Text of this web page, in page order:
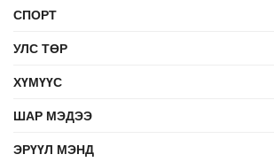
СПОРТ
УЛС ТӨР
ХҮМҮҮС
ШАР МЭДЭЭ
ЭРҮҮЛ МЭНД